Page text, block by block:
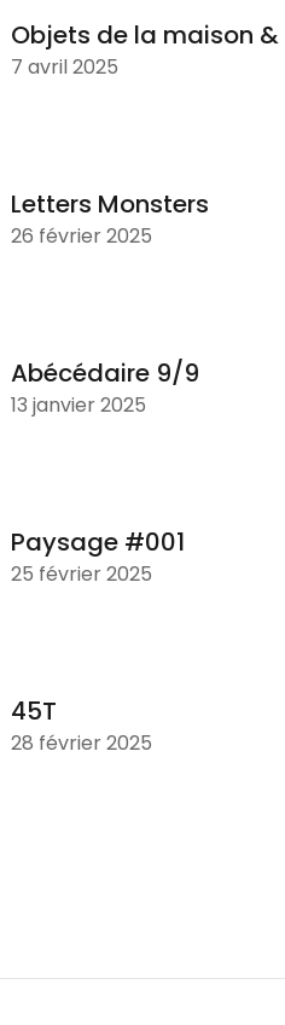
Objets de la maison
7 avril 2025
Letters Monsters
26 février 2025
Abécédaire 9/9
13 janvier 2025
Paysage #001
25 février 2025
45T
28 février 2025